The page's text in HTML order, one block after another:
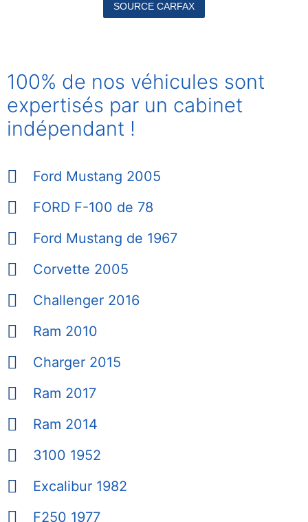
SOURCE CARFAX
100% de nos véhicules sont
expertisés par un cabinet
indépendant !
Ford Mustang 2005
FORD F-100 de 78
Ford Mustang de 1967
Corvette 2005
Challenger 2016
Ram 2010
Charger 2015
Ram 2017
Ram 2014
3100 1952
Excalibur 1982
F250 1977